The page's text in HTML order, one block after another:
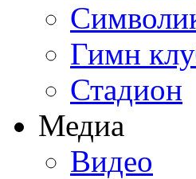
Гимн
Стадион
Медиа
Видео